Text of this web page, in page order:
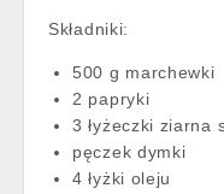
Składniki:
500 g marchewki
2 papryki
3 łyżeczki ziarna
pęczek dymki
4 łyżki oleju